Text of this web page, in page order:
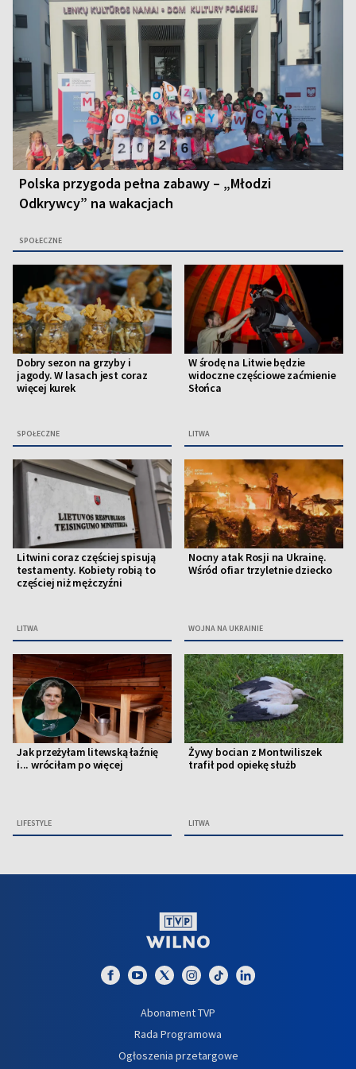
Polska przygoda pełna zabawy – „Młodzi
Odkrywcy” na wakacjach
SPOŁECZNE
Dobry sezon na grzyby i
jagody. W lasach jest coraz
więcej kurek
SPOŁECZNE
W środę na Litwie będzie
widoczne częściowe zaćmienie
Słońca
LITWA
Litwini coraz częściej spisują
testamenty. Kobiety robią to
częściej niż mężczyźni
LITWA
Nocny atak Rosji na Ukrainę.
Wśród ofiar trzyletnie dziecko
WOJNA NA UKRAINIE
Jak przeżyłam litewską łaźnię
i... wróciłam po więcej
LIFESTYLE
Żywy bocian z Montwiliszek
trafił pod opiekę służb
LITWA
Abonament TVP
Rada Programowa
Ogłoszenia przetargowe